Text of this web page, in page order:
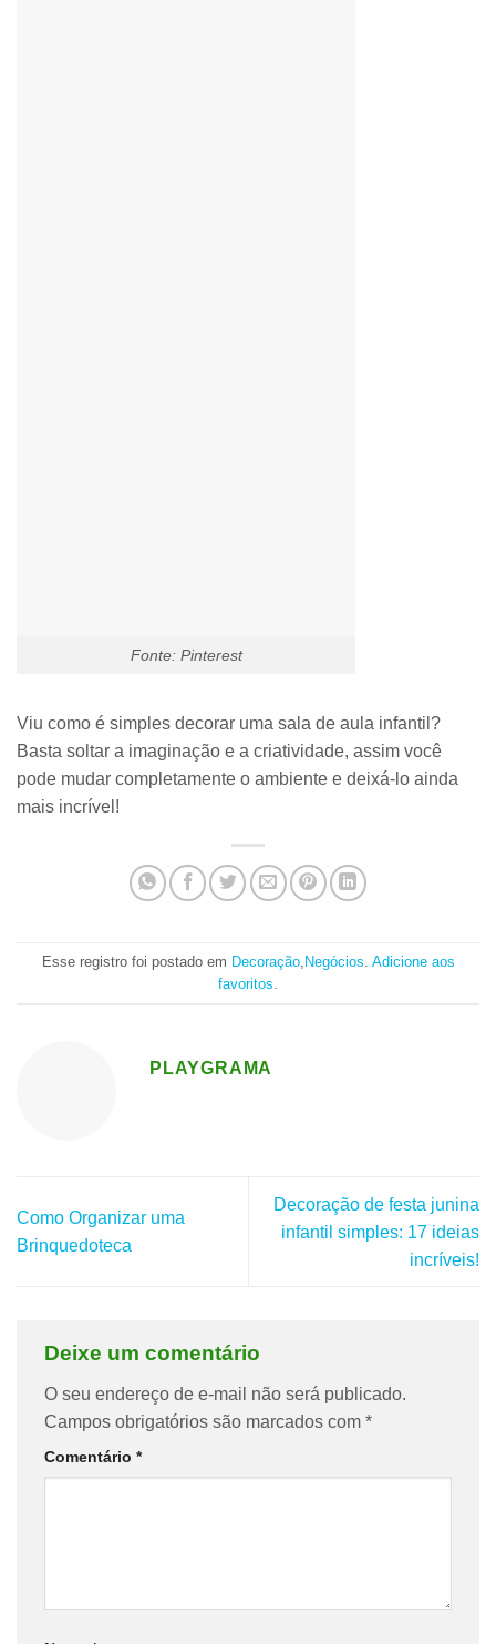
Fonte: Pinterest
Viu como é simples decorar uma sala de aula infantil?
Basta soltar a imaginação e a criatividade, assim você
pode mudar completamente o ambiente e deixá-lo ainda
mais incrível!
Esse registro foi postado em Decoração, Negócios Adicione aos
favoritos
PLAYGRAMA
Como Organizar uma
Brinquedoteca
Decoração de festa junina
infantil simples: 17 ideias
incríveis!
Deixe um comentário
O seu endereço de e-mail não será publicado.
Campos obrigatórios são marcados com *
Comentário *